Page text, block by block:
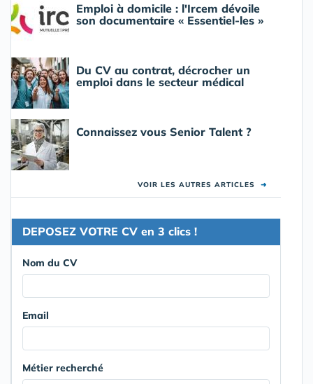
Emploi à domicile : l'Ircem dévoile
son documentaire « Essentiel-les »
Du CV au contrat, décrocher un
emploi dans le secteur médical
Connaissez vous Senior Talent ?
VOIR LES AUTRES ARTICLES ➜
DEPOSEZ VOTRE CV en 3 clics !
Nom du CV
Email
Métier recherché